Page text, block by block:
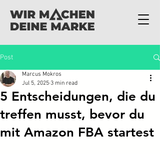
Post
5 Entscheidungen, die du
treffen musst, bevor du
mit Amazon FBA startest
Marcus Mokros
Jul 5, 2025 3 min read